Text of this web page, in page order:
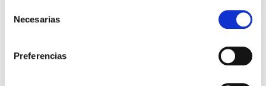
Necesarias
Preferencias